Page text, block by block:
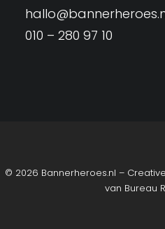
010 – 280 97 10
© 2026 Bannerheroes.nl –
van Bureau